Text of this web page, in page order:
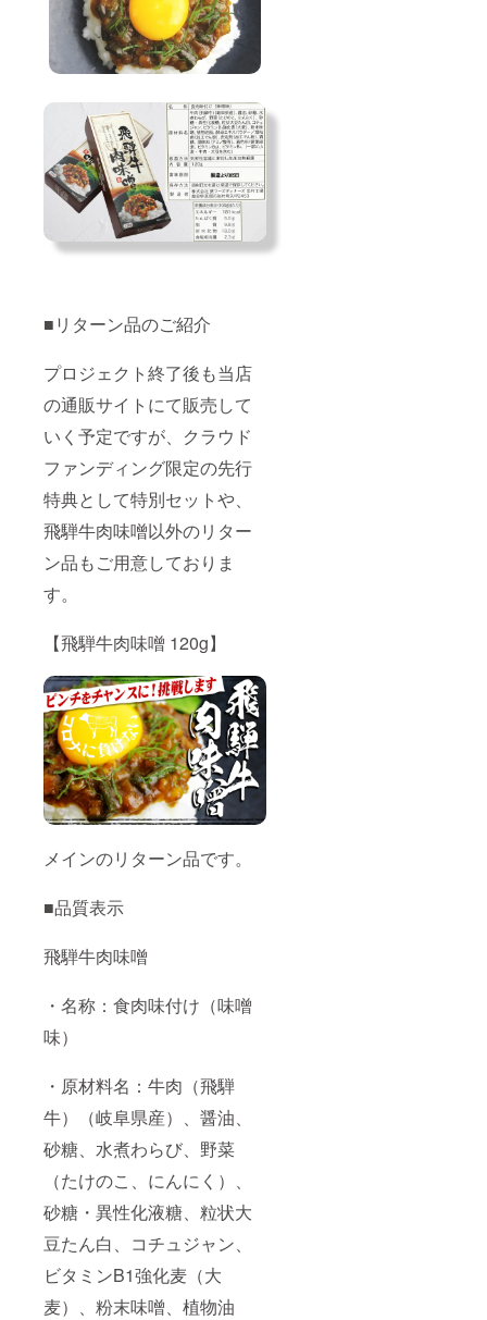
■リターン品のご紹介
プロジェクト終了後も当店
の通販サイトにて販売して
いく予定ですが、クラウド
ファンディング限定の先行
特典として特別セットや、
飛騨牛肉味噌以外のリター
ン品もご用意しておりま
す。
【飛騨牛肉味噌 120g】
メインのリターン品です。
■品質表示
飛騨牛肉味噌
・名称：食肉味付け（味噌
味）
・原材料名：牛肉（飛騨
牛）（岐阜県産）、醤油、
砂糖、水煮わらび、野菜
（たけのこ、にんにく）、
砂糖・異性化液糖、粒状大
豆たん白、コチュジャン、
ビタミンB1強化麦（大
麦）、粉末味噌、植物油